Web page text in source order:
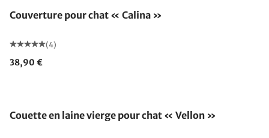
Couverture pour chat « Calina »
(4)
38,90 €
Couette en laine vierge pour chat « Vellon »